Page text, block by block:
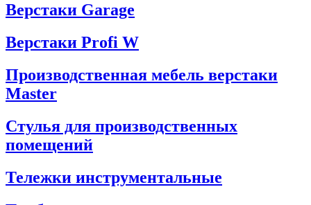
Верстаки Garage
Верстаки Profi W
Производственная мебель верстаки
Master
Стулья для производственных
помещений
Тележки инструментальные